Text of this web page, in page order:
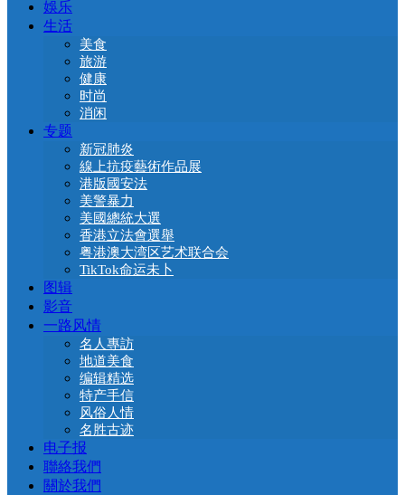
娛乐
生活
美食
旅游
健康
时尚
消闲
专题
新冠肺炎
線上抗疫藝術作品展
港版國安法
美警暴力
美國總統大選
香港立法會選舉
粤港澳大湾区艺术联合会
TikTok命运未卜
图辑
影音
一路风情
名人專訪
地道美食
编辑精选
特产手信
风俗人情
名胜古迹
电子报
聯絡我們
關於我們